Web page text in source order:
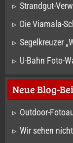
Strandgut-
Die Viamala-
Segelkreuzer
U-Bahn Foto-
Neue Blog-
Outdoor-
Wir sehen